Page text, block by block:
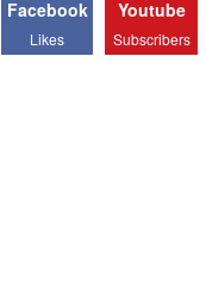
Facebook
Likes
Youtube
Subscribers